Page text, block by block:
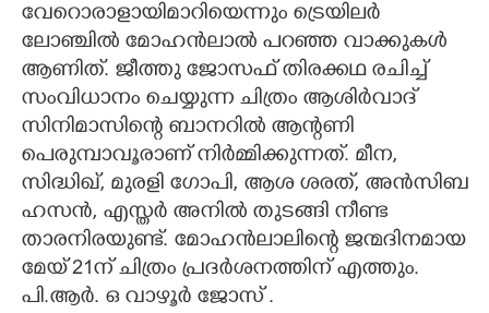
വേറൊരാളായിമാറിയെന്നും ട്രെയിലർ
ലോഞ്ചിൽ മോഹൻലാൽ പറഞ്ഞ വാക്കുകൾ
ആണിത്. ജീത്തു ജോസഫ് തിരക്കഥ രചിച്ച്
സംവിധാനം ചെയ്യുന്ന ചിത്രം ആശിർവാദ്
സിനിമാസിന്റെ ബാനറിൽ ആന്റണി
പെരുമ്പാവൂരാണ് നിർമ്മിക്കുന്നത്. മീന,
സിദ്ധിഖ്, മുരളി ഗോപി, ആശ ശരത്, അൻസിബ
ഹസൻ, എസ്ത‌ർ അനിൽ തുടങ്ങി നീണ്ട
താരനിരയുണ്ട്. മോഹൻലാലിന്റെ ജന്മദിനമായ
മേയ് 21ന് ചിത്രം പ്രദർശനത്തിന് എത്തും.
പി.ആർ. ഒ വാഴൂർ ജോസ് .